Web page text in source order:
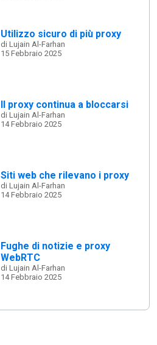
Utilizzo sicuro di più proxy
di Lujain Al-Farhan
15 Febbraio 2025
Il proxy continua a bloccarsi
di Lujain Al-Farhan
14 Febbraio 2025
Siti web che rilevano i proxy
di Lujain Al-Farhan
14 Febbraio 2025
Fughe di notizie e proxy
WebRTC
di Lujain Al-Farhan
14 Febbraio 2025